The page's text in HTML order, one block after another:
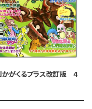
かがくるプラス改訂版 4